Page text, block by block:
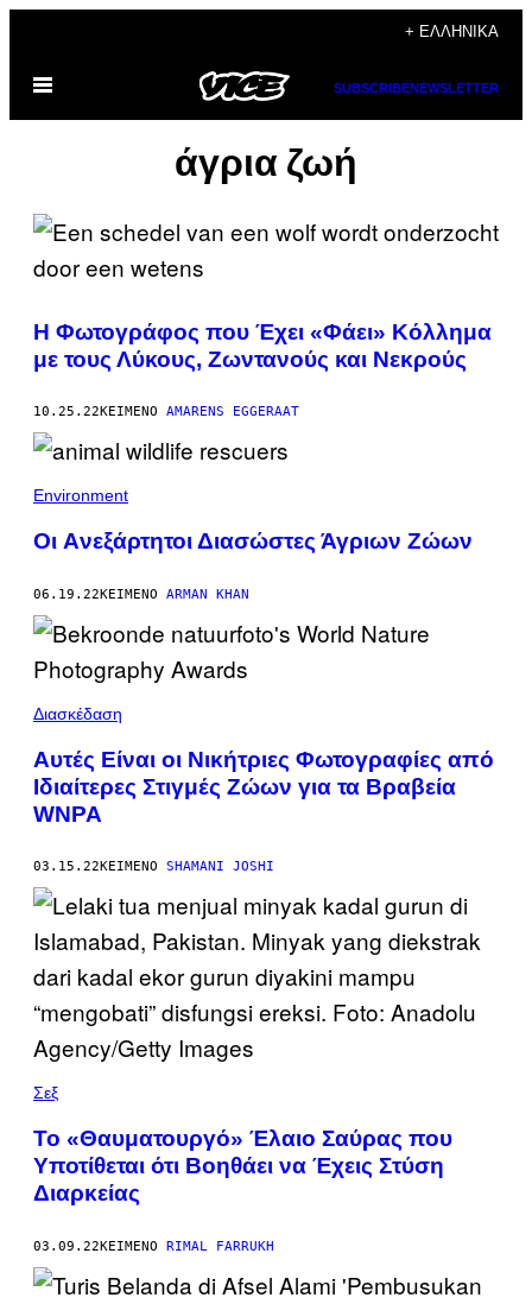
περιεχόμενο
+ ΕΛΛΗΝΙΚΆ
Ανοίξτε
μενού
SUBSCRIBENEWSLETTER
άγρια ζωή
Η Φωτογράφος που Έχει «Φάει» Κόλλημα
με τους Λύκους, Ζωντανούς και Νεκρούς
10.25.22ΚΕΊΜΕΝΟ AMARENS EGGERAAT
Environment
Οι Aνεξάρτητοι Διασώστες Άγριων Ζώων
06.19.22ΚΕΊΜΕΝΟ ARMAN KHAN
Διασκέδαση
Αυτές Είναι οι Νικήτριες Φωτογραφίες από
Ιδιαίτερες Στιγμές Ζώων για τα Βραβεία
WNPA
03.15.22ΚΕΊΜΕΝΟ SHAMANI JOSHI
Σεξ
Το «Θαυματουργό» Έλαιο Σαύρας που
Υποτίθεται ότι Βοηθάει να Έχεις Στύση
Διαρκείας
03.09.22ΚΕΊΜΕΝΟ RIMAL FARRUKH